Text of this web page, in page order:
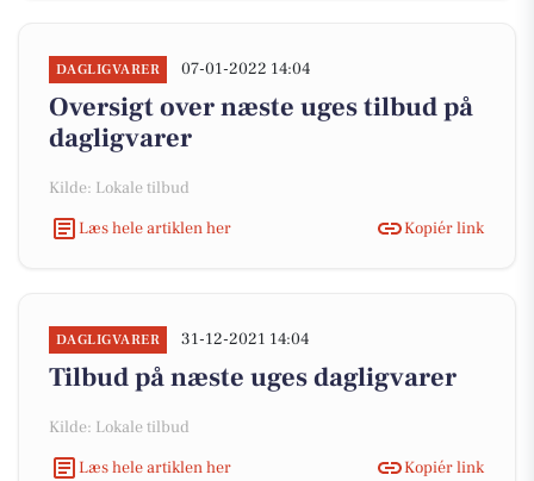
DAGLIGVARER 07-01-2022 14:04
Oversigt over næste uges tilbud på
dagligvarer
Kilde: Lokale tilbud
Læs hele artiklen her
Kopiér link
DAGLIGVARER 31-12-2021 14:04
Tilbud på næste uges dagligvarer
Kilde: Lokale tilbud
Læs hele artiklen her
Kopiér link